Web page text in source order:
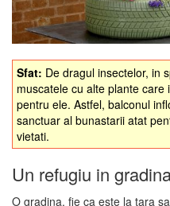
Sfat: De dragul insectelor, in
muscatele cu alte plante
pentru ele. Astfel, balconul
sanctuar al bunastarii atat
vietati.
Un refugiu in
O gradina, fie ca este la tara